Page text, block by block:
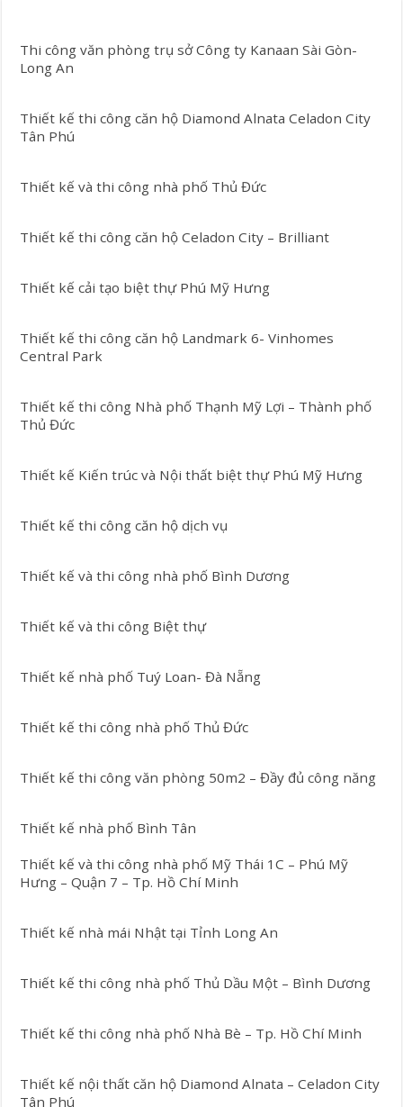
Thi công văn phòng trụ sở Công ty Kanaan Sài Gòn-
Long An
Thiết kế thi công căn hộ Diamond Alnata Celadon City
Tân Phú
Thiết kế và thi công nhà phố Thủ Đức
Thiết kế thi công căn hộ Celadon City – Brilliant
Thiết kế cải tạo biệt thự Phú Mỹ Hưng
Thiết kế thi công căn hộ Landmark 6- Vinhomes
Central Park
Thiết kế thi công Nhà phố Thạnh Mỹ Lợi – Thành phố
Thủ Đức
Thiết kế Kiến trúc và Nội thất biệt thự Phú Mỹ Hưng
Thiết kế thi công căn hộ dịch vụ
Thiết kế và thi công nhà phố Bình Dương
Thiết kế và thi công Biệt thự
Thiết kế nhà phố Tuý Loan- Đà Nẵng
Thiết kế thi công nhà phố Thủ Đức
Thiết kế thi công văn phòng 50m2 – Đầy đủ công năng
Thiết kế nhà phố Bình Tân
Thiết kế và thi công nhà phố Mỹ Thái 1C – Phú Mỹ
Hưng – Quận 7 – Tp. Hồ Chí Minh
Thiết kế nhà mái Nhật tại Tỉnh Long An
Thiết kế thi công nhà phố Thủ Dầu Một – Bình Dương
Thiết kế thi công nhà phố Nhà Bè – Tp. Hồ Chí Minh
Thiết kế nội thất căn hộ Diamond Alnata – Celadon City
Tân Phú